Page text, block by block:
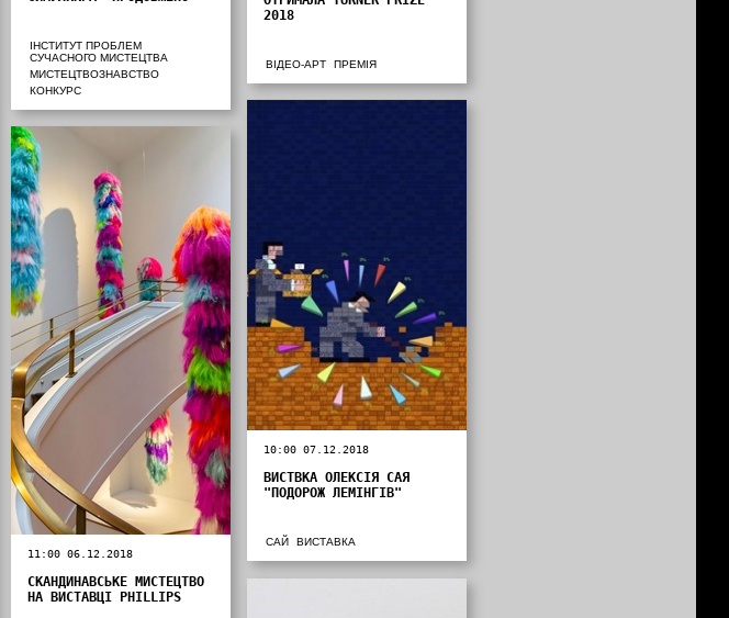
ІНСТИТУТ ПРОБЛЕМ
СУЧАСНОГО МИСТЕЦТВА
МИСТЕЦТВОЗНАВСТВО
КОНКУРС
2018
ВІДЕО-АРТ ПРЕМІЯ
10:00 07.12.2018
ВИСТВКА ОЛЕКСІЯ САЯ
"ПОДОРОЖ ЛЕМІНГІВ"
САЙ
ВИСТАВКА
11:00 06.12.2018
СКАНДИНАВСЬКЕ МИСТЕЦТВО
НА ВИСТАВЦІ PHILLIPS